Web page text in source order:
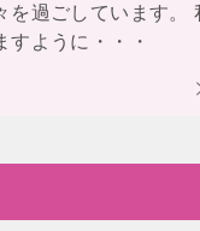
を過ごしています。
すように・・・